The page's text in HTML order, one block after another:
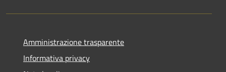
Amministrazione trasparente
Informativa privacy